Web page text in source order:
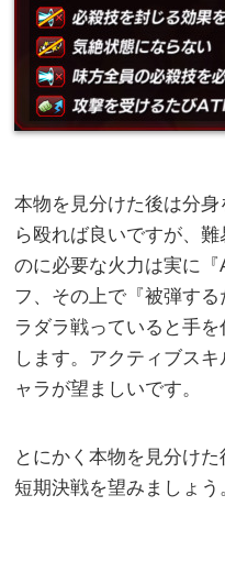
本物を見分けた後は分
ら殴れば良いですが、
のに必要な火力は実に『
フ、その上で『被弾す
ラダラ戦っていると手
します。アクティブス
ャラが望ましいです。
とにかく本物を見分け
短期決戦を望みましょう